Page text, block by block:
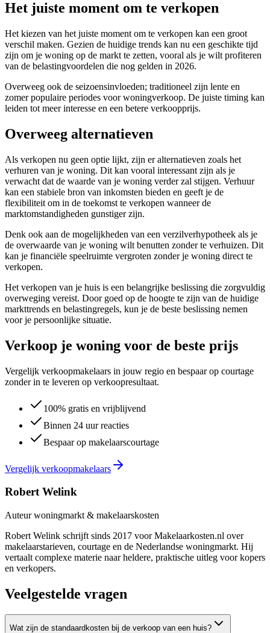
Het juiste moment om te verkopen
Het kiezen van het juiste moment om te verkopen kan een groot
verschil maken. Gezien de huidige trends kan nu een geschikte tijd
zijn om je woning op de markt te zetten, vooral als je wilt profiteren
van de belastingvoordelen die nog gelden in 2026.
Overweeg ook de seizoensinvloeden; traditioneel zijn lente en
zomer populaire periodes voor woningverkoop. De juiste timing kan
leiden tot meer interesse en een betere verkoopprijs.
Overweeg alternatieven
Als verkopen nu geen optie lijkt, zijn er alternatieven zoals het
verhuren van je woning. Dit kan vooral interessant zijn als je
verwacht dat de waarde van je woning verder zal stijgen. Verhuur
kan een stabiele bron van inkomsten bieden en geeft je de
flexibiliteit om in de toekomst te verkopen wanneer de
marktomstandigheden gunstiger zijn.
Denk ook aan de mogelijkheden van een verzilverhypotheek als je
de overwaarde van je woning wilt benutten zonder te verhuizen. Dit
kan je financiële speelruimte vergroten zonder je woning direct te
verkopen.
Het verkopen van je huis is een belangrijke beslissing die zorgvuldig
overweging vereist. Door goed op de hoogte te zijn van de huidige
markttrends en belastingregels, kun je de beste beslissing nemen
voor je persoonlijke situatie.
Verkoop je woning voor de beste prijs
Vergelijk verkoopmakelaars in jouw regio en bespaar op courtage
zonder in te leveren op verkoopresultaat.
100% gratis en vrijblijvend
Binnen 24 uur reacties
Bespaar op makelaarscourtage
Vergelijk verkoopmakelaars
Robert Welink
Auteur woningmarkt & makelaarskosten
Robert Welink schrijft sinds 2017 voor Makelaarkosten.nl over
makelaarstarieven, courtage en de Nederlandse woningmarkt. Hij
vertaalt complexe materie naar heldere, praktische uitleg voor kopers
en verkopers.
Veelgestelde vragen
Wat zijn de standaardkosten bij de verkoop van een huis?